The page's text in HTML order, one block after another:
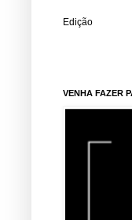
Edição
VENHA FAZER